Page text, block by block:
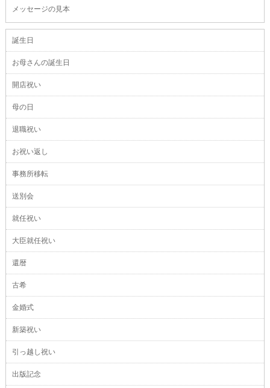
メッセージの見本
誕生日
お母さんの誕生日
開店祝い
母の日
退職祝い
お祝い返し
事務所移転
送別会
就任祝い
大臣就任祝い
還暦
古希
金婚式
新築祝い
引っ越し祝い
出版記念